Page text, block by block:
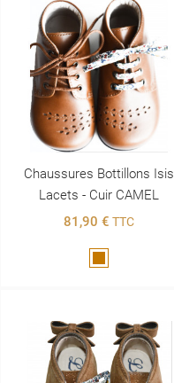
Chaussures Bottillons Isis
Lacets - Cuir CAMEL
81,90 € TTC